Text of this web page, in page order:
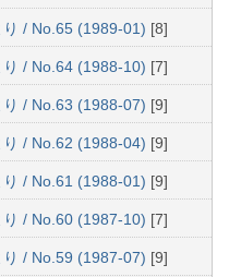
/ No.65 (1989-01) [8]
/ No.64 (1988-10) [7]
/ No.63 (1988-07) [9]
/ No.62 (1988-04) [9]
/ No.61 (1988-01) [9]
/ No.60 (1987-10) [7]
/ No.59 (1987-07) [9]